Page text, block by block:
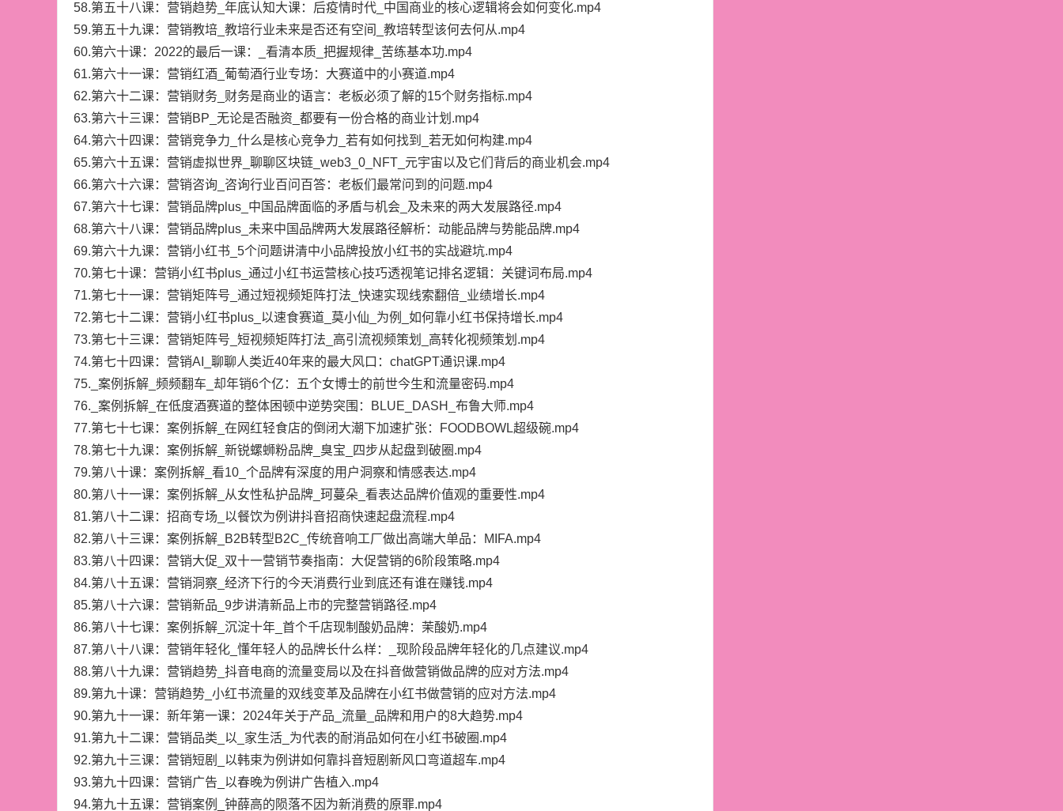
58.第五十八课：营销趋势_年底认知大课：后疫情时代_中国商业的核心逻辑将会如何变化.mp4
59.第五十九课：营销教培_教培行业未来是否还有空间_教培转型该何去何从.mp4
60.第六十课：2022的最后一课：_看清本质_把握规律_苦练基本功.mp4
61.第六十一课：营销红酒_葡萄酒行业专场：大赛道中的小赛道.mp4
62.第六十二课：营销财务_财务是商业的语言：老板必须了解的15个财务指标.mp4
63.第六十三课：营销BP_无论是否融资_都要有一份合格的商业计划.mp4
64.第六十四课：营销竞争力_什么是核心竞争力_若有如何找到_若无如何构建.mp4
65.第六十五课：营销虚拟世界_聊聊区块链_web3_0_NFT_元宇宙以及它们背后的商业机会.mp4
66.第六十六课：营销咨询_咨询行业百问百答：老板们最常问到的问题.mp4
67.第六十七课：营销品牌plus_中国品牌面临的矛盾与机会_及未来的两大发展路径.mp4
68.第六十八课：营销品牌plus_未来中国品牌两大发展路径解析：动能品牌与势能品牌.mp4
69.第六十九课：营销小红书_5个问题讲清中小品牌投放小红书的实战避坑.mp4
70.第七十课：营销小红书plus_通过小红书运营核心技巧透视笔记排名逻辑：关键词布局.mp4
71.第七十一课：营销矩阵号_通过短视频矩阵打法_快速实现线索翻倍_业绩增长.mp4
72.第七十二课：营销小红书plus_以速食赛道_莫小仙_为例_如何靠小红书保持增长.mp4
73.第七十三课：营销矩阵号_短视频矩阵打法_高引流视频策划_高转化视频策划.mp4
74.第七十四课：营销AI_聊聊人类近40年来的最大风口：chatGPT通识课.mp4
75._案例拆解_频频翻车_却年销6个亿：五个女博士的前世今生和流量密码.mp4
76._案例拆解_在低度酒赛道的整体困顿中逆势突围：BLUE_DASH_布鲁大师.mp4
77.第七十七课：案例拆解_在网红轻食店的倒闭大潮下加速扩张：FOODBOWL超级碗.mp4
78.第七十九课：案例拆解_新锐螺蛳粉品牌_臭宝_四步从起盘到破圈.mp4
79.第八十课：案例拆解_看10_个品牌有深度的用户洞察和情感表达.mp4
80.第八十一课：案例拆解_从女性私护品牌_珂蔓朵_看表达品牌价值观的重要性.mp4
81.第八十二课：招商专场_以餐饮为例讲抖音招商快速起盘流程.mp4
82.第八十三课：案例拆解_B2B转型B2C_传统音响工厂做出高端大单品：MIFA.mp4
83.第八十四课：营销大促_双十一营销节奏指南：大促营销的6阶段策略.mp4
84.第八十五课：营销洞察_经济下行的今天消费行业到底还有谁在赚钱.mp4
85.第八十六课：营销新品_9步讲清新品上市的完整营销路径.mp4
86.第八十七课：案例拆解_沉淀十年_首个千店现制酸奶品牌：茉酸奶.mp4
87.第八十八课：营销年轻化_懂年轻人的品牌长什么样：_现阶段品牌年轻化的几点建议.mp4
88.第八十九课：营销趋势_抖音电商的流量变局以及在抖音做营销做品牌的应对方法.mp4
89.第九十课：营销趋势_小红书流量的双线变革及品牌在小红书做营销的应对方法.mp4
90.第九十一课：新年第一课：2024年关于产品_流量_品牌和用户的8大趋势.mp4
91.第九十二课：营销品类_以_家生活_为代表的耐消品如何在小红书破圈.mp4
92.第九十三课：营销短剧_以韩束为例讲如何靠抖音短剧新风口弯道超车.mp4
93.第九十四课：营销广告_以春晚为例讲广告植入.mp4
94.第九十五课：营销案例_钟薛高的陨落不因为新消费的原罪.mp4